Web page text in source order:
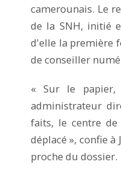
camerounais. Le
de la SNH, initié
d'elle la première
de conseiller
« Sur le papier,
administrateur
faits, le centre
déplacé », confie
proche du dossier.